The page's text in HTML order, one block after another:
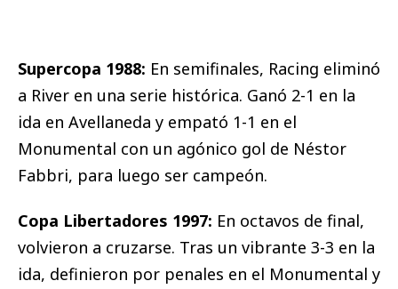
Supercopa 1988: En semifinales, Racing eliminó
a River en una serie histórica. Ganó 2-1 en la
ida en Avellaneda y empató 1-1 en el
Monumental con un agónico gol de Néstor
Fabbri, para luego ser campeón.
Copa Libertadores 1997: En octavos de final,
volvieron a cruzarse. Tras un vibrante 3-3 en la
ida, definieron por penales en el Monumental y